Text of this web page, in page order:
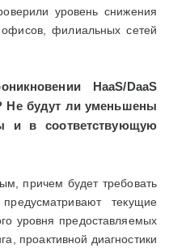
уровень снижения
филиальных сетей
HaaS/DaaS
Не будут ли уменьшены
и в соответствующую
причем будет требовать
текущие
уровня предоставляемых
проактивной диагностики